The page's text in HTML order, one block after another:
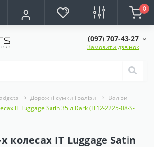
0
(097) 707-43-27
Замовити дзвінок
Дорожні сумки і валізи
Валізи
IT Luggage Satin 35 л Dark (IT12-2225-08-S-
колесах IT Luggage Satin